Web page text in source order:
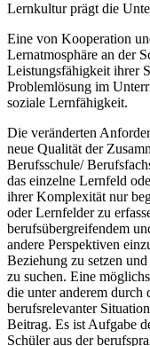
Lernkultur prägt die
Eine von Kooperation
Lernatmosphäre an der
Leistungsfähigkeit ihrer
Problemlösung im
soziale Lernfähigkeit.
Die veränderten
neue Qualität der
Berufsschule/
das einzelne Lernfeld
ihrer Komplexität nur
oder Lernfelder zu
berufsübergreifendem
andere Perspektiven
Beziehung zu setzen
zu suchen. Eine
die unter anderem durch
berufsrelevanter
Beitrag. Es ist Aufgabe
Schüler aus der